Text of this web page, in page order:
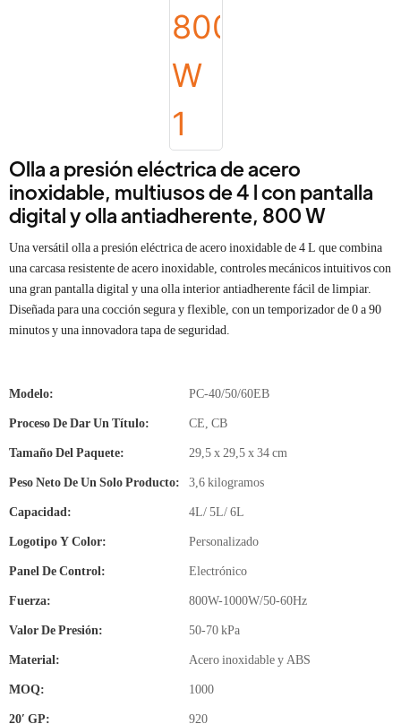
Olla a presión eléctrica de acero
inoxidable, multiusos de 4 l con pantalla
digital y olla antiadherente, 800 W
Una versátil olla a presión eléctrica de acero inoxidable de 4 L que combina
una carcasa resistente de acero inoxidable, controles mecánicos intuitivos con
una gran pantalla digital y una olla interior antiadherente fácil de limpiar.
Diseñada para una cocción segura y flexible, con un temporizador de 0 a 90
minutos y una innovadora tapa de seguridad.
Modelo: PC-40/50/60EB
Proceso De Dar Un Título: CE, CB
Tamaño Del Paquete: 29,5 x 29,5 x 34 cm
Peso Neto De Un Solo Producto: 3,6 kilogramos
Capacidad: 4L/ 5L/ 6L
Logotipo Y Color: Personalizado
Panel De Control: Electrónico
Fuerza: 800W-1000W/50-60Hz
Valor De Presión: 50-70 kPa
Material: Acero inoxidable y ABS
MOQ: 1000
20′ GP: 920